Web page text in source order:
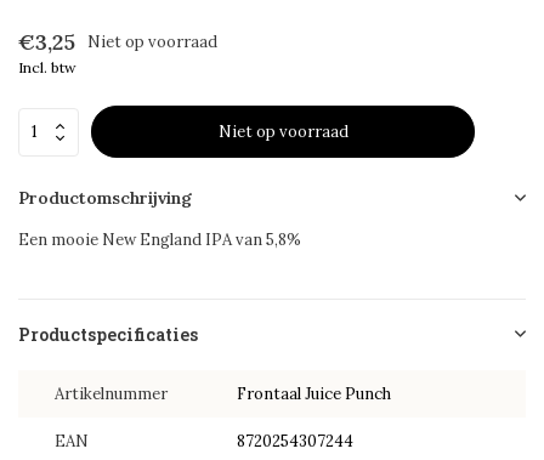
€3,25 Niet op voorraad
Incl. btw
Niet op voorraad
Productomschrijving
Een mooie New England IPA van 5,8%
Productspecificaties
Artikelnummer Frontaal Juice Punch
EAN 8720254307244